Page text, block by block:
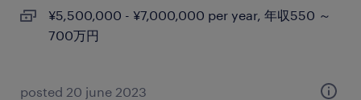
¥5,500,000 - ¥7,000,000 per year, 年収550 ～
700万円
posted 20 june 2023